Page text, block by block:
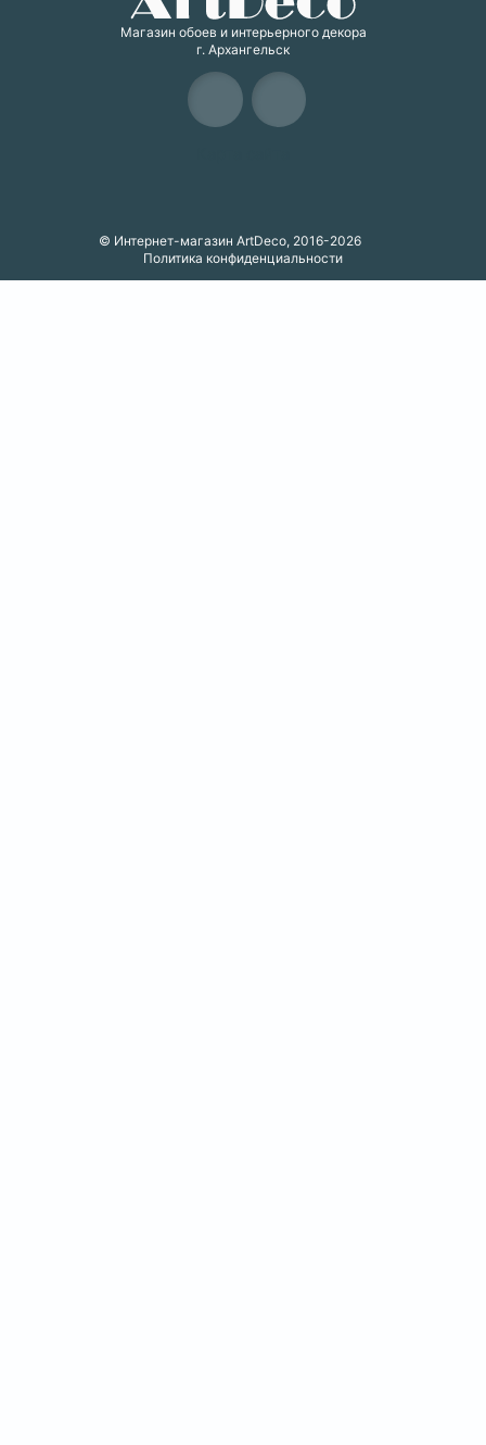
Магазин обоев и интерьерного декора
г. Архангельск
© Интернет-магазин ArtDeco, 2016-2026
Политика конфиденциальности